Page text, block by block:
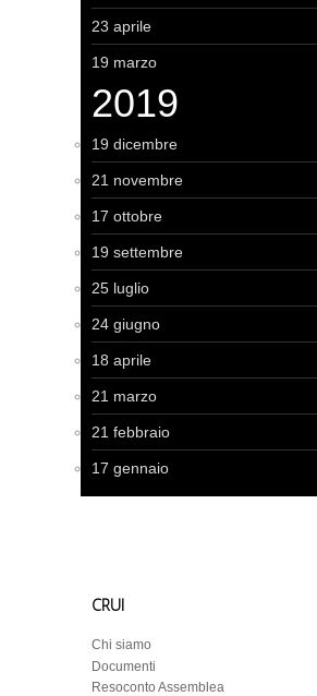
23 aprile
19 marzo
2019
19 dicembre
21 novembre
17 ottobre
19 settembre
25 luglio
24 giugno
18 aprile
21 marzo
21 febbraio
17 gennaio
CRUI
Chi siamo
Documenti
Resoconto Assemblea